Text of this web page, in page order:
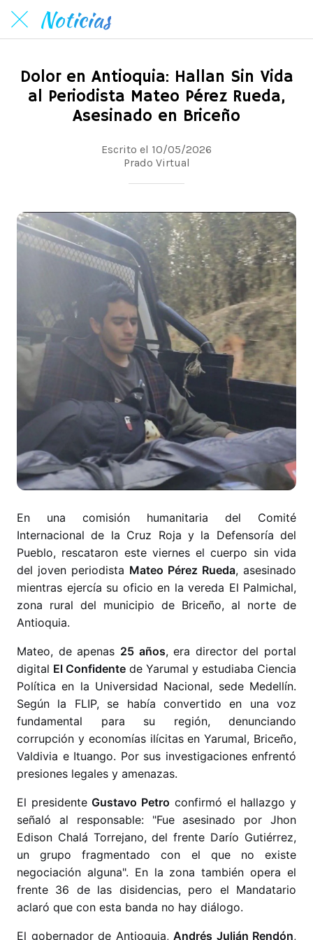
Noticias
Dolor en Antioquia: Hallan Sin Vida
al Periodista Mateo Pérez Rueda,
Asesinado en Briceño
Escrito el 10/05/2026
Prado Virtual
En una comisión humanitaria del Comité
Internacional de la Cruz Roja y la Defensoría del
Pueblo, rescataron este viernes el cuerpo sin vida
del joven periodista Mateo Pérez Rueda, asesinado
mientras ejercía su oficio en la vereda El Palmichal,
zona rural del municipio de Briceño, al norte de
Antioquia.
Mateo, de apenas 25 años, era director del portal
digital El Confidente de Yarumal y estudiaba Ciencia
Política en la Universidad Nacional, sede Medellín.
Según la FLIP, se había convertido en una voz
fundamental para su región, denunciando
corrupción y economías ilícitas en Yarumal, Briceño,
Valdivia e Ituango. Por sus investigaciones enfrentó
presiones legales y amenazas.
El presidenteGustavo Petro confirmó el hallazgo y
señaló al responsable: "Fue asesinado por Jhon
Edison Chalá Torrejano, del frente Darío Gutiérrez,
un grupo fragmentado con el que no existe
negociación alguna". En la zona también opera el
frente 36 de las disidencias, pero el Mandatario
aclaró que con esta banda no hay diálogo.
El gobernador de Antioquia, Andrés Julián Rendón,